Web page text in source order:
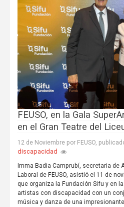
FEUSO, en la Gala
en el Gran Teatre del
12 de Noviembre por FEUSO,
discapacidad
Imma Badia Camprubí, secretaria de
Laboral de FEUSO, asistió el 11 de
que organiza la Fundación Sifu y en
artistas con discapacidad con un
música y danza de una impresionante